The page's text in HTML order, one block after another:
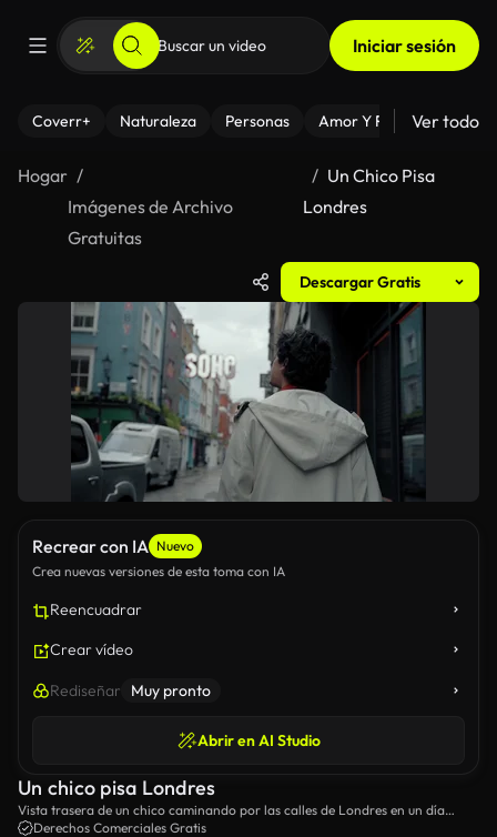
Iniciar sesión
Coverr+ Naturaleza Personas Amor Y Relaciones
Ver todo
Hogar
Imágenes de Archivo
Gratuitas
Un Chico Pisa
Londres
Descargar Gratis
Recrear con IA Nuevo
Crea nuevas versiones de esta toma con IA
Reencuadrar
Crear vídeo
Rediseñar Muy pronto
Abrir en AI Studio
Un chico pisa Londres
Vista trasera de un chico caminando por las calles de Londres en un día
sombrío.
Derechos Comerciales Gratis